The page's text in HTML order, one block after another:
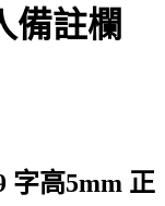
備註欄
字高5mm 正